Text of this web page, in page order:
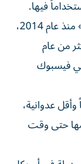
فيها.
وبعدما كان الطالب ليون ليل يستخدم «إكس» منذ عام 2014،
من عام
فيسبوك
عدوانية،
حتى وقت